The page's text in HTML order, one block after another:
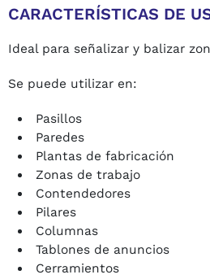
CARACTERÍSTICAS DE
Ideal para señalizar y balizar
Se puede utilizar en:
Pasillos
Paredes
Plantas de fabricación
Zonas de trabajo
Contendedores
Pilares
Columnas
Tablones de anuncios
Cerramientos